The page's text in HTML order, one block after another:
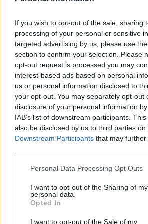
If you wish to opt-out of the sale, sharing
processing of your personal or sensitive
targeted advertising by us, please use
section to confirm your selection. Please
opt-out request is processed you may
interest-based ads based on personal
us or personal information disclosed to
your opt-out. You may separately opt-out
disclosure of your personal information
IAB’s list of downstream participants.
also be disclosed by us to third parties on
Downstream Participants that may
Personal Data Processing Opt Outs
I want to opt-out of the Sharing of my
personal data.
Opted In
I want to opt-out of the Sale of my
gość
Brak przyjemności
Witam, odkąd pamiętam podczas
odczuwam zbytnio przyjemności.
partnerów seksualnych i z żadnym
orgazmu. Mam wysokie libido ale
seks dla mnie to tylko ruchy przy
mi dobrze, po prostu czuję że
Forum:Zdrowie
POWIĄZANE
Tematy zdrowie
zdrowe odżywianie styl życia